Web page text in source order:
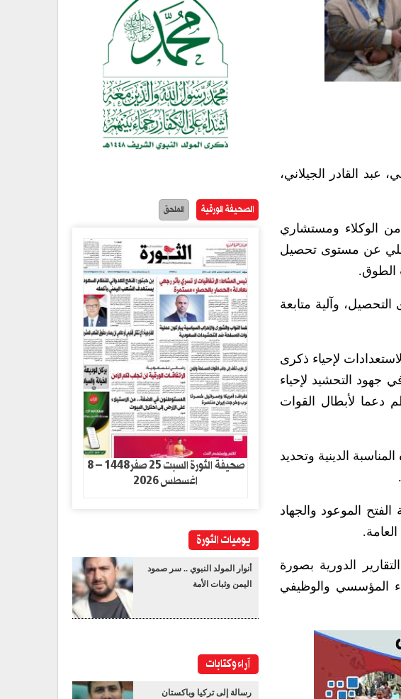
القادر الجيلاني،
الوكلاء ومستشاري
عن مستوى تحصيل
وآلية متابعة
لإحياء ذكرى
جهود التحشيد لإحياء
دعما لأبطال القوات
الدينية وتحديد
الموعود والجهاد
الدورية بصورة
المؤسسي والوظيفي
الصحيفة الورقية الملحق
صحيفة الثورة السبت 25 صفر1448 – 8
اغسطس 2026
يوميات الثورة
أنوار المولد النبوي .. سر صمود
اليمن وثبات الأمة
آراء وكتابات
رسالة إلى تركيا وباكستان